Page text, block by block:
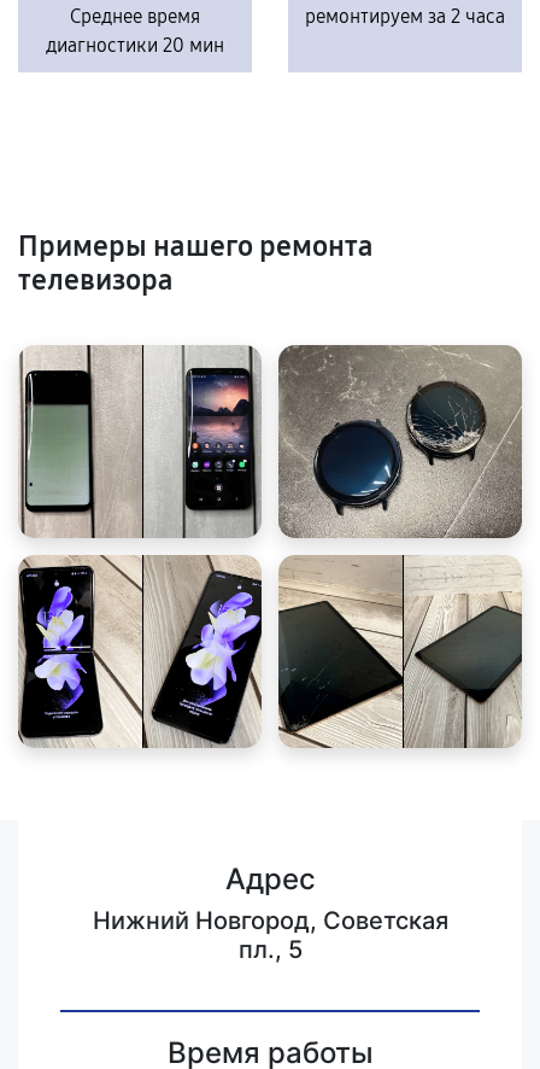
Среднее время
диагностики 20 мин
ремонтируем за 2 часа
Примеры нашего ремонта
телевизора
Адрес
Нижний Новгород, Советская
пл., 5
Время работы